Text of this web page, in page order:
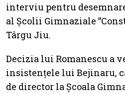
interviu pentru
al Școlii Gimnaziale
Târgu Jiu.
Decizia lui Romanescu a
insistențele lui Bejinaru,
de director la Școala